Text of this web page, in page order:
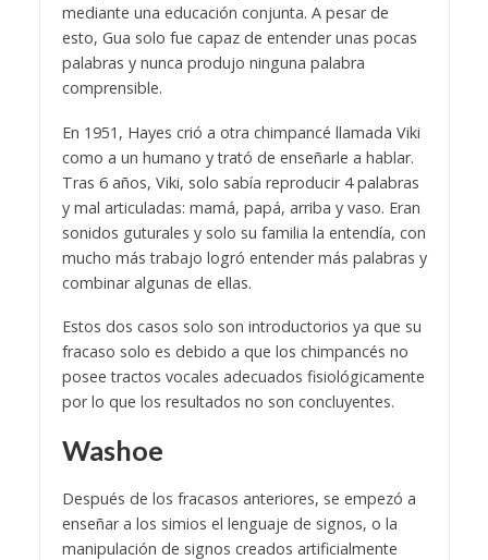
mediante una educación conjunta. A pesar de
esto, Gua solo fue capaz de entender unas pocas
palabras y nunca produjo ninguna palabra
comprensible.
En 1951, Hayes crió a otra chimpancé llamada Viki
como a un humano y trató de enseñarle a hablar.
Tras 6 años, Viki, solo sabía reproducir 4 palabras
y mal articuladas: mamá, papá, arriba y vaso. Eran
sonidos guturales y solo su familia la entendía, con
mucho más trabajo logró entender más palabras y
combinar algunas de ellas.
Estos dos casos solo son introductorios ya que su
fracaso solo es debido a que los chimpancés no
posee tractos vocales adecuados fisiológicamente
por lo que los resultados no son concluyentes.
Washoe
Después de los fracasos anteriores, se empezó a
enseñar a los simios el lenguaje de signos, o la
manipulación de signos creados artificialmente